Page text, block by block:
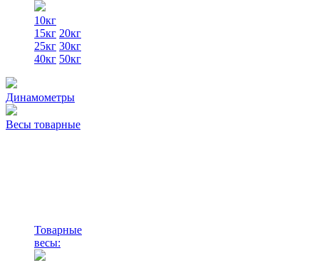
10кг
15кг 20кг
25кг 30кг
40кг 50кг
Динамометры
Весы товарные
Товарные
весы: